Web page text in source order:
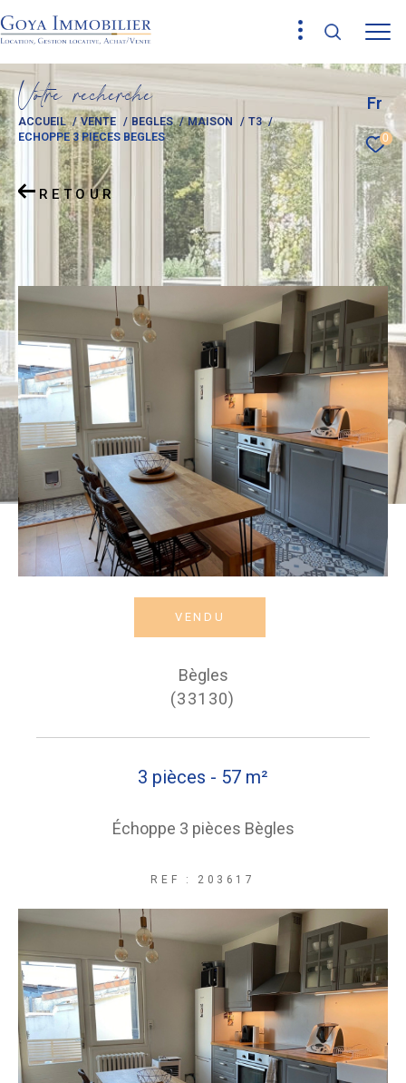
Fr
0
Votre recherche
ACCUEIL VENTE BEGLES MAISON
T3
ECHOPPE 3 PIECES BEGLES
RETOUR
VENDU
Bègles
(33130)
3 pièces - 57 m²
Échoppe 3 pièces Bègles
REF : 203617